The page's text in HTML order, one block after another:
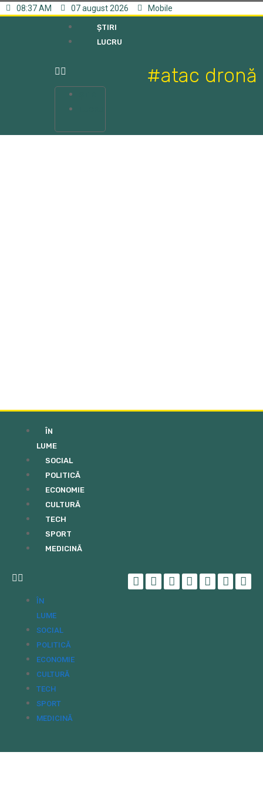
08:37 AM 07 august 2026 Mobile
ȘTIRI
LUCRU
#atac dronă
ÎN
LUME
SOCIAL
POLITICĂ
ECONOMIE
CULTURĂ
TECH
SPORT
MEDICINĂ
ÎN
LUME
SOCIAL
POLITICĂ
ECONOMIE
CULTURĂ
TECH
SPORT
MEDICINĂ